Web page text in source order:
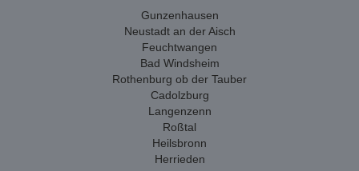
Gunzenhausen
Neustadt an der Aisch
Feuchtwangen
Bad Windsheim
Rothenburg ob der Tauber
Cadolzburg
Langenzenn
Roßtal
Heilsbronn
Herrieden